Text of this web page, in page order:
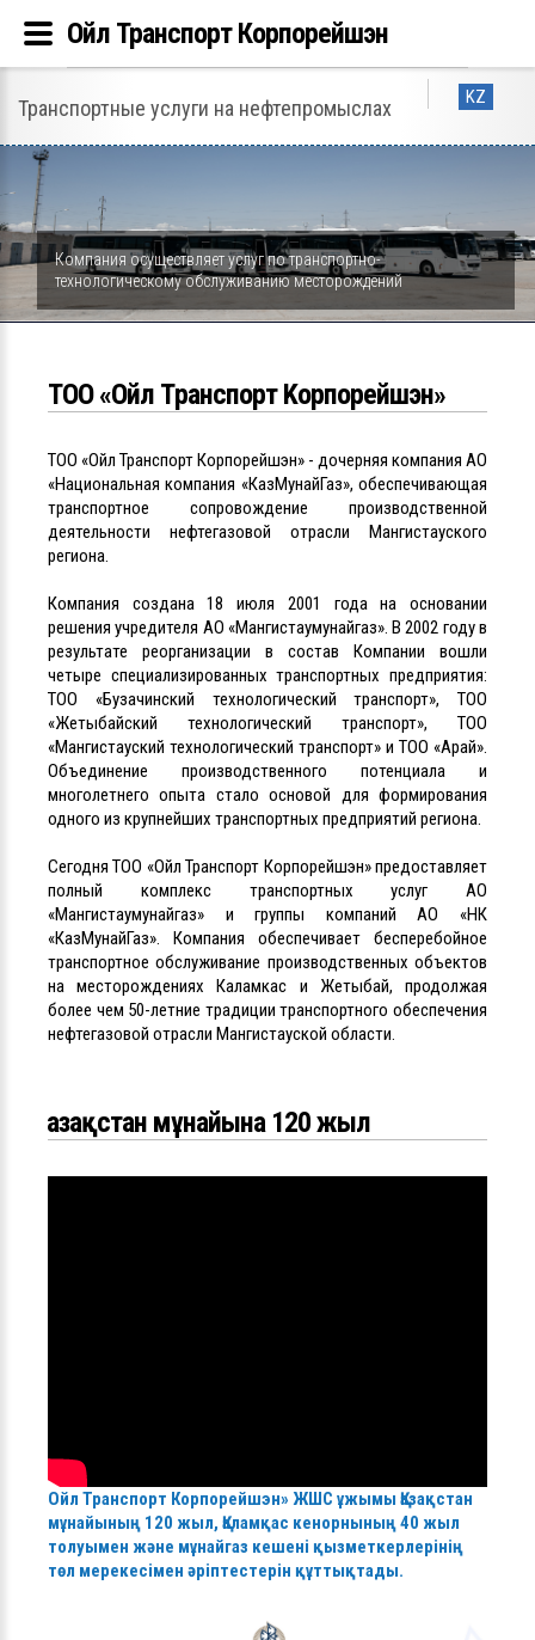
KZ
Транспортные услуги на нефтепромыслах
Компания осуществляет услуг по транспортно-
технологическому обслуживанию месторождений
ТОО «Ойл Tранспорт Kорпорейшэн»
ТОО «Ойл Транспорт Корпорейшэн» - дочерняя компания АО
«Национальная компания «КазМунайГаз», обеспечивающая
транспортное сопровождение производственной
деятельности нефтегазовой отрасли Мангистауского
региона.
Компания создана 18 июля 2001 года на основании
решения учредителя АО «Мангистаумунайгаз». В 2002 году в
результате реорганизации в состав Компании вошли
четыре специализированных транспортных предприятия:
ТОО «Бузачинский технологический транспорт», ТОО
«Жетыбайский технологический транспорт», ТОО
«Мангистауский технологический транспорт» и ТОО «Арай».
Объединение производственного потенциала и
многолетнего опыта стало основой для формирования
одного из крупнейших транспортных предприятий региона.
Сегодня ТОО «Ойл Транспорт Корпорейшэн» предоставляет
полный комплекс транспортных услуг АО
«Мангистаумунайгаз» и группы компаний АО «НК
«КазМунайГаз». Компания обеспечивает бесперебойное
транспортное обслуживание производственных объектов
на месторождениях Каламкас и Жетыбай, продолжая
более чем 50-летние традиции транспортного обеспечения
нефтегазовой отрасли Мангистауской области.
Қазақстан мұнайына 120 жыл
Ойл Транспорт Корпорейшэн» ЖШС ұжымы Қазақстан
мұнайының 120 жыл, Қаламқас кенорнының 40 жыл
толуымен және мұнайгаз кешені қызметкерлерінің
төл мерекесімен әріптестерін құттықтады.
Ойл Транспорт Корпорейшэн